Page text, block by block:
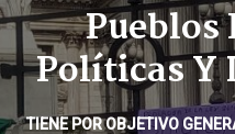
Políticas Y
TIENE POR OBJETIVO